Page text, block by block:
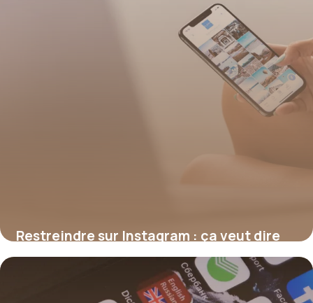
Restreindre sur Instagram : ça veut dire
quoi, et quelle différence avec bloquer ?